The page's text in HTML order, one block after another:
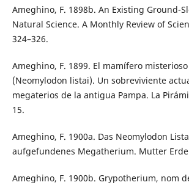
Ameghino, F. 1898b. An Existing Ground-
Natural Science. A Monthly Review of
324–326.
Ameghino, F. 1899. El mamífero
(Neomylodon listai). Un sobreviviente
megaterios de la antigua Pampa. La
15.
Ameghino, F. 1900a. Das Neomylodon
aufgefundenes Megatherium. Mutter Erde
Ameghino, F. 1900b. Grypotherium, nom